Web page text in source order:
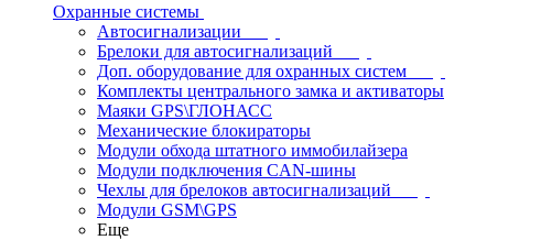
Охранные системы
Автосигнализации
Брелоки для автосигнализаций
Доп. оборудование для охранных систем
Комплекты центрального замка и активаторы
Маяки GPS\ГЛОНАСС
Механические блокираторы
Модули обхода штатного иммобилайзера
Модули подключения CAN-шины
Чехлы для брелоков автосигнализаций
Модули GSM\GPS
Еще